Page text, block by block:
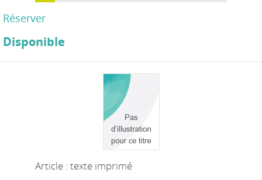
Réserver
Disponible
Article : texte imprimé